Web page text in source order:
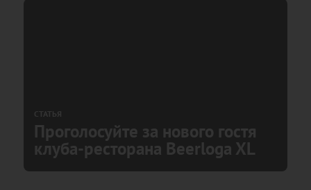
СТАТЬЯ
Проголосуйте за нового гостя
клуба-ресторана Beerloga XL